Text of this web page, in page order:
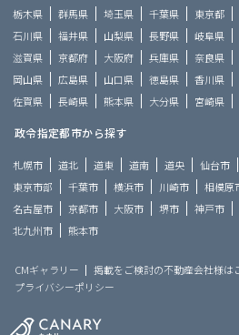
栃木県
群馬県 埼玉県 千葉県 東京都
石川県
福井県 山梨県 長野県 岐阜県
滋賀県
京都府 大阪府 兵庫県 奈良県
岡山県
広島県 山口県 徳島県 香川県
佐賀県
長崎県 熊本県 大分県 宮崎県
政令指定都市から探す
札幌市 道北 道東 道南 道央 仙台市
東京市部
千葉市 横浜市 川崎市 相模原
名古屋市
京都市 大阪市 堺市 神戸市
北九州市
熊本市
CMギャラリー 掲載をご検討の不動産会社様は
プライバシーポリシー